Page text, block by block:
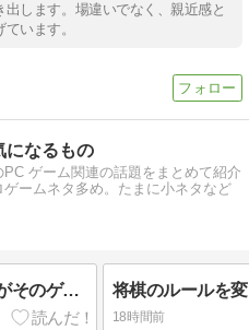
します。場違いでなく、親近感と
います。
なるもの
ゲーム関連の話題をまとめて紹介
ゲームネタ多め。たまに小ネタなど
変なゲームがどれだけ出るかがそのゲーム機の価値だよな 将棋のルールを
18時間前